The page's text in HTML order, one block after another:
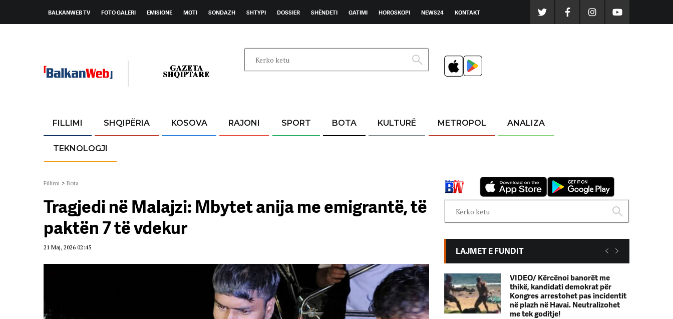
BALKANWEB TV FOTO GALERI EMISIONE MOTI SONDAZH SHTYPI DOSSIER SHËNDETI GATIMI HOROSKOPI NEWS24 KONTAKT
FILLIMI SHQIPËRIA KOSOVA RAJONI SPORT BOTA KULTURË METROPOL ANALIZA
TEKNOLOGJI
Fillimi > Bota
Tragjedi në Malajzi: Mbytet anija me emigrantë, të
paktën 7 të vdekur
21 Maj, 2026 02:45 LAJMET E FUNDIT
VIDEO/ Kërcënoi banorët me
thikë, kandidati demokrat për
Kongres arrestohet pas incidentit
në plazh në Havai. Neutralizohet
me tek goditje!
VIDEO/ Kërcënoi banorët me
thikë, kandidati demokrat për
Kongres arrestohet pas incidentit
në plazh në Havai. Neutralizohet
me tek goditje!